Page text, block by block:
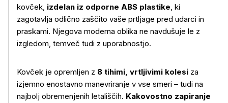
kovček, izdelan iz odporne ABS plastike, ki
zagotavlja odlično zaščito vaše prtljage pred udarci in
praskami. Njegova moderna oblika ne navdušuje le z
izgledom, temveč tudi z uporabnostjo.
Kovček je opremljen z 8 tihimi, vrtljivimi kolesi za
izjemno enostavno manevriranje v vse smeri – tudi na
najbolj obremenjenih letališčih. Kakovostno zapiranje